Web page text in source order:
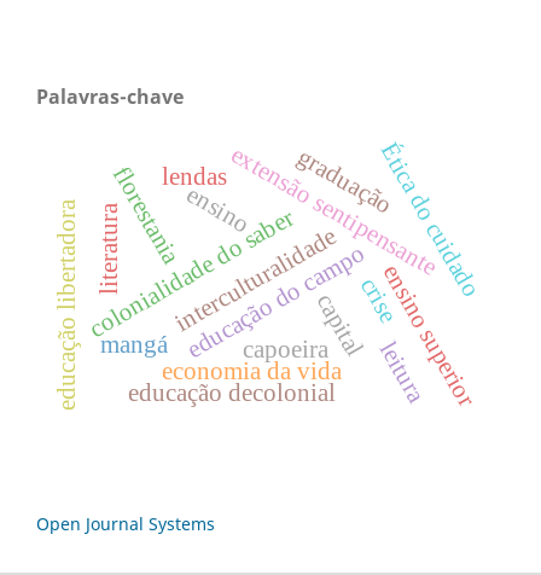
Palavras-chave
extensão sentipensante
colonialidade do saber
educação libertadora florestania Ética do cuidado
educação do campo
interculturalidade ensino superior
economia da vida
crise
capital
ensino graduação
literatura
mangá leitura
educação decolonial
capoeira
lendas
Open Journal Systems